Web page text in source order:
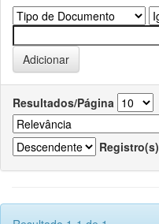
Resultados/Página
Registro(s)